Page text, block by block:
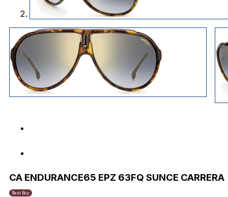
CA ENDURANCE65 EPZ 63FQ SUNCE CARRERA
Best Buy